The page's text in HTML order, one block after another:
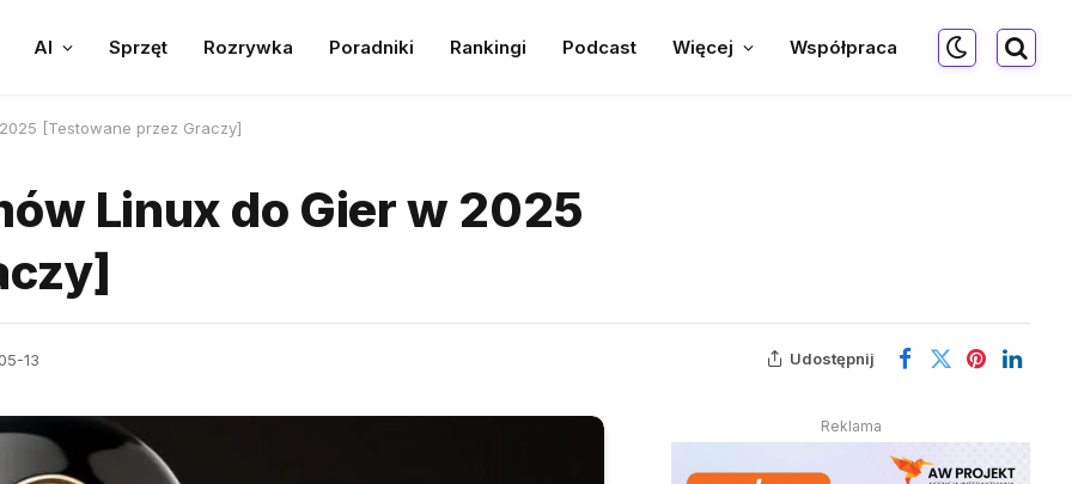
AI Sprzęt Rozrywka Poradniki Rankingi Podcast Więcej Współpraca
[Testowane przez Graczy]
Linux do Gier w 2025
13 Udostępnij
Reklama